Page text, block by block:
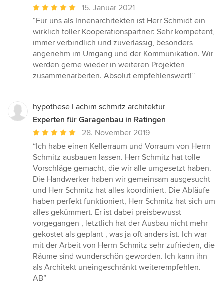
Durchschnittliche
Bewertung:
5
von
5
Sternen
15. Januar 2021
“Für uns als Innenarchitekten ist Herr Schmidt ein
wirklich toller Kooperationspartner: Sehr kompetent,
immer verbindlich und zuverlässig, besonders
angenehm im Umgang und der Kommunikation. Wir
werden gerne wieder in weiteren Projekten
zusammenarbeiten. Absolut empfehlenswert!”
hypothese I achim schmitz architektur
Experten für Garagenbau in Ratingen
Durchschnittliche
Bewertung:
5
von
5
Sternen
28. November 2019
“Ich habe einen Kellerraum und Vorraum von Herrn
Schmitz ausbauen lassen. Herr Schmitz hat tolle
Vorschläge gemacht, die wir alle umgesetzt haben.
Die Handwerker haben wir gemeinsam ausgesucht
und Herr Schmitz hat alles koordiniert. Die Abläufe
haben perfekt funktioniert, Herr Schmitz hat sich um
alles gekümmert. Er ist dabei preisbewusst
vorgegangen , letztlich hat der Ausbau nicht mehr
gekostet als geplant , was ja oft anders ist. Ich war
mit der Arbeit von Herrn Schmitz sehr zufrieden, die
Räume sind wunderschön geworden. Ich kann ihn
als Architekt uneingeschränkt weiterempfehlen.
AB”